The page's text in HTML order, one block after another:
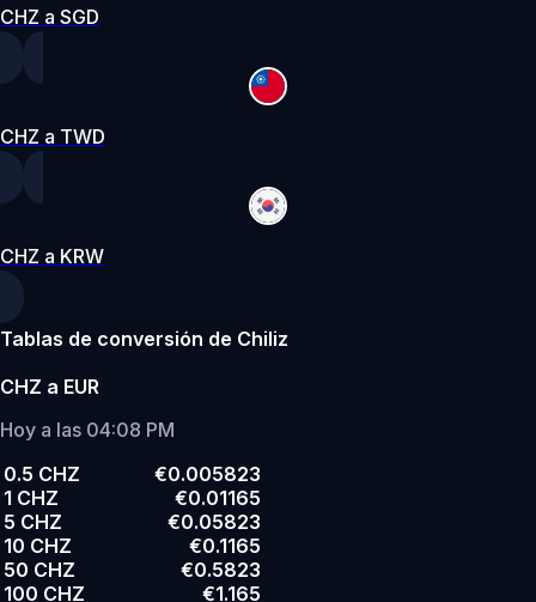
CHZ a SGD
CHZ a TWD
CHZ a KRW
Tablas de conversión de Chiliz
CHZ a EUR
Hoy a las 04:08 PM
0.5 CHZ
€0.005823
1 CHZ
€0.01165
5 CHZ
€0.05823
10 CHZ
€0.1165
50 CHZ
€0.5823
100 CHZ
€1.165